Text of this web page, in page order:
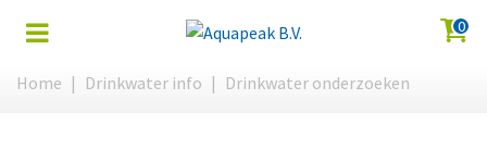
0
Home | Drinkwater info | Drinkwater onderzoeken